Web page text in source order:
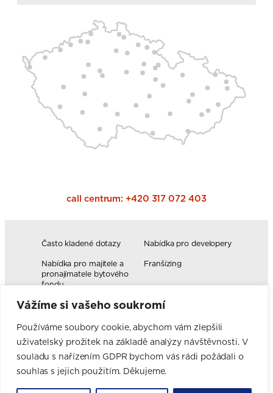
Vážíme si vašeho soukromí
Používáme soubory cookie, abychom vám zlepšili
uživatelský prožitek na základě analýzy návštěvnosti. V
souladu s nařízením GDPR bychom vás rádi požádali o
souhlas s jejich použitím. Děkujeme.
call centrum: +420 317 072 403
Často kladené dotazy
Nabídka pro developery
Nabídka pro majitele a
pronajímatele bytového
fondu
Franšízing
Volná pracovní místa
Blog
Novinky
Realizace kuchyní
Firemní hodnoty
Elektromobilita
Facebook
Instagram
YouTube
Pinterest
LinkedIn